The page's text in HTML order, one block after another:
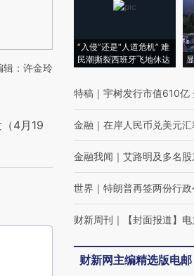
：许金玲
4月19
“入侵”还是“人道危机” 难
民潮撕裂西班牙飞地休达
特稿 ｜ 宇树发行市值610亿
金融 ｜ 在岸人民币兑美元
金融我闻 ｜ 艾路明及多名股
世界 ｜ 特朗普再签两份行
财新周刊 ｜ 【封面报道】
财新网主编精选版电邮